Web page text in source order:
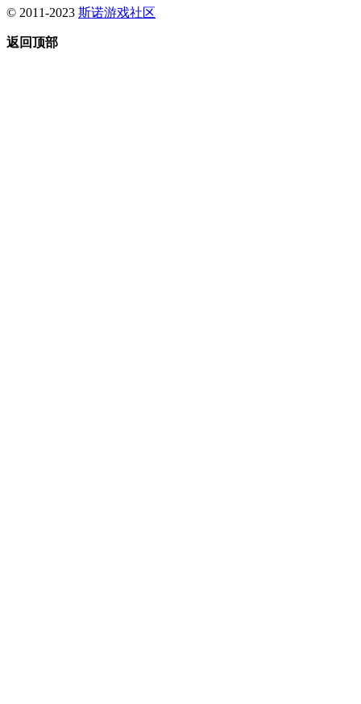
© 2011-2023 斯诺游戏社区
返回顶部